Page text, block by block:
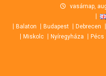
content
vasárnap,
Balaton Budapest Debrecen
Miskolc
Nyíregyháza Pécs